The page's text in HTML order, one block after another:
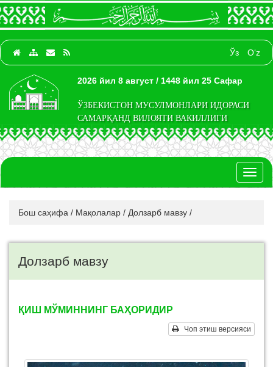
Ўз O‘z
2026 йил 8 август / 1448 йил 25 Сафар
ЎЗБЕКИСТОН МУСУЛМОНЛАРИ ИДОРАСИ
САМАРҚАНД ВИЛОЯТИ ВАКИЛЛИГИ
Бош саҳифа / Мақолалар / Долзарб мавзу /
Долзарб мавзу
ҚИШ МЎМИННИНГ БАҲОРИДИР
Чоп этиш версияси